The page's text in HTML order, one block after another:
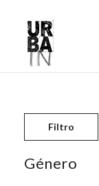
Skip to content
Filtro
Género